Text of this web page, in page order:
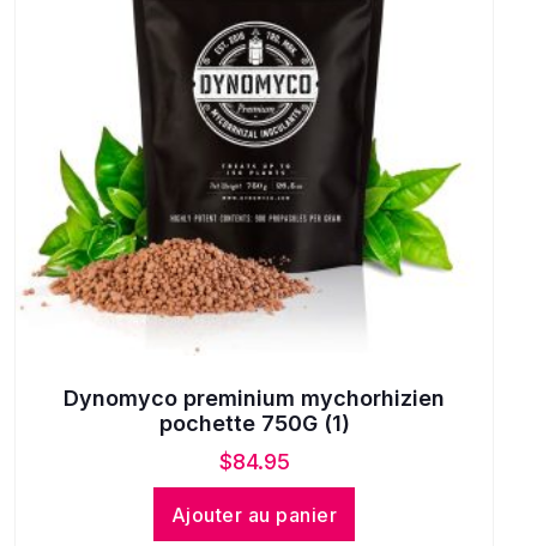
Dynomyco preminium mychorhizien
pochette 750G (1)
$84.95
Ajouter au panier